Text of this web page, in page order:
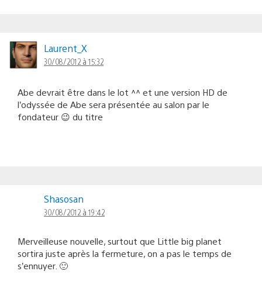
Laurent_X
30/08/2012 à 15:32
Abe devrait être dans le lot ^^ et une version HD de
l’odyssée de Abe sera présentée au salon par le
fondateur 😉 du titre
Shasosan
30/08/2012 à 19:42
Merveilleuse nouvelle, surtout que Little big planet
sortira juste après la fermeture, on a pas le temps de
s’ennuyer. 🙂